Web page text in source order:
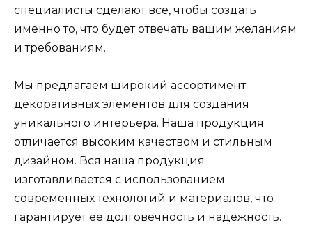
специалисты сделают все, чтобы создать
именно то, что будет отвечать вашим желаниям
и требованиям.
Мы предлагаем широкий ассортимент
декоративных элементов для создания
уникального интерьера. Наша продукция
отличается высоким качеством и стильным
дизайном. Вся наша продукция
изготавливается с использованием
современных технологий и материалов, что
гарантирует ее долговечность и надежность.